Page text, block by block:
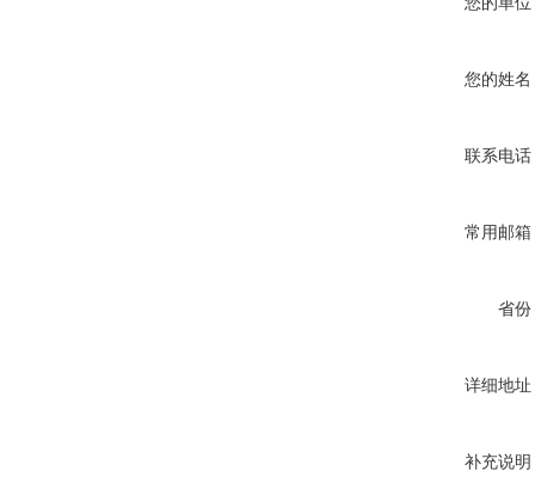
您的姓名
联系电话
常用邮箱
省份
详细地址
补充说明